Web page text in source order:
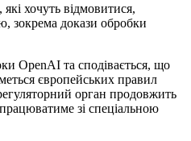
хочуть відмовитися,
зокрема докази обробки
OpenAI та сподівається, що
європейських правил
орган продовжить
зі спеціальною